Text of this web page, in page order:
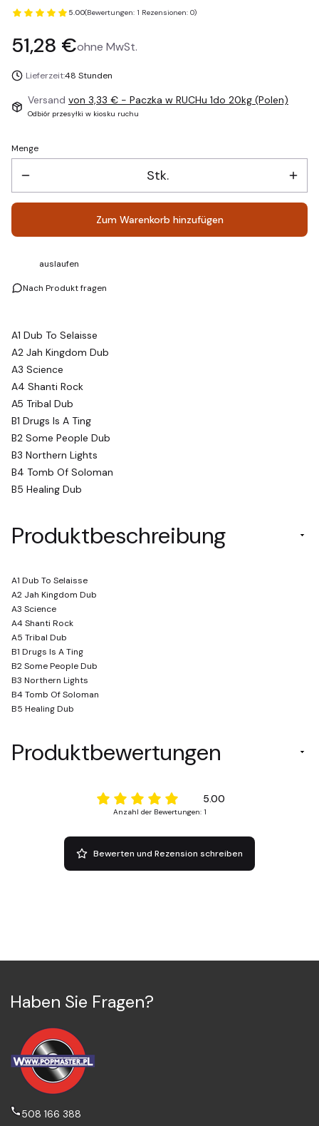
5.00(Bewertungen: 1 Rezensionen: 0)
Preis
51,28 €ohne MwSt.
Lieferzeit:48 Stunden
Versand von 3,33 € - Paczka w RUCHu 1do 20kg (Polen)
Odbiór przesyłki w kiosku ruchu
Menge
Stk.
Zum Warenkorb hinzufügen
auslaufen
Nach Produkt fragen
A1 Dub To Selaisse
A2 Jah Kingdom Dub
A3 Science
A4 Shanti Rock
A5 Tribal Dub
B1 Drugs Is A Ting
B2 Some People Dub
B3 Northern Lights
B4 Tomb Of Soloman
B5 Healing Dub
Produktbeschreibung
A1 Dub To Selaisse
A2 Jah Kingdom Dub
A3 Science
A4 Shanti Rock
A5 Tribal Dub
B1 Drugs Is A Ting
B2 Some People Dub
B3 Northern Lights
B4 Tomb Of Soloman
B5 Healing Dub
Produktbewertungen
5.00
Anzahl der Bewertungen: 1
Bewerten und Rezension schreiben
Haben Sie Fragen?
508 166 388